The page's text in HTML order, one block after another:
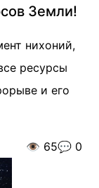
Земли!
нихоний,
ресурсы
и его
👁️ 65💬 0